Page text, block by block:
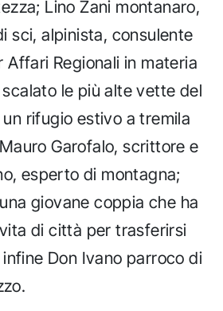
Lino Zani montanaro,
sci, alpinista, consulente
Affari Regionali in materia
le più alte vette del
rifugio estivo a tremila
Garofalo, scrittore e
esperto di montagna;
giovane coppia che ha
di città per trasferirsi
Don Ivano parroco di